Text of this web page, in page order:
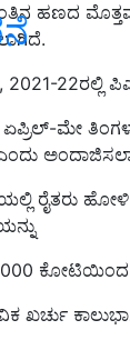
ಹಣದ
, 2021-22ರಲ್ಲಿ
ಮೇ
ರೈತರು ಹೋಳಿ
ಕೋಟಿಯಿಂದ
ಖರ್ಚು